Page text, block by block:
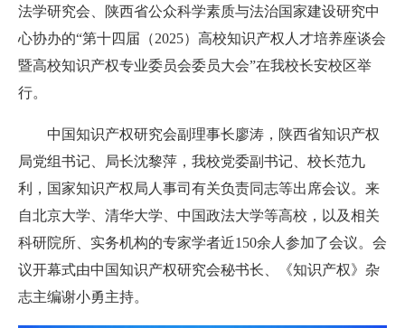
法学研究会
陕西省公众科学素质与法治国家建设研究中
心协办的“第十四 届（2025）高校知识产权人才培养座谈会
暨高校知识产权专业委员会委员大会”在我校长安校区举
行。
中国知识产权研究会副理事长 廖涛，陕西省知识产权
局党组书记、局长沈黎萍，我校党委副书记、校长范九
利， 国家知识产权局人事司有关负责同志等出席会议。来
自北京大学、清华大学、中国政法大学等高校，以及相关
科研院所、实务机构的专家学者近150余人参加了会议。会
议开幕式由中国知识产权研究会秘书长、《知识产权》杂
志主编谢小勇主持。